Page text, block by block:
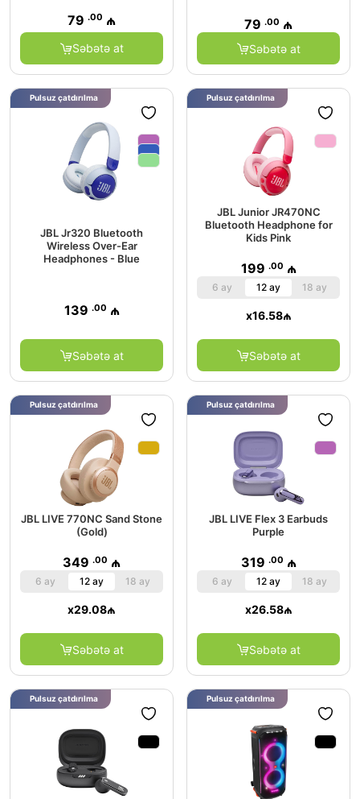
79 .00 ₼
Səbətə at
79 .00 ₼
Səbətə at
JBL Jr320 Bluetooth
Wireless Over-Ear
Headphones - Blue
139 .00 ₼
Səbətə at
Pulsuz çatdırılma
JBL Junior JR470NC
Bluetooth Headphone for
Kids Pink
199 .00 ₼
6 ay 12 ay 18 ay
x16.58₼
Səbətə at
Pulsuz çatdırılma
JBL LIVE 770NC Sand Stone
(Gold)
349 .00 ₼
6 ay 12 ay 18 ay
x29.08₼
Səbətə at
Pulsuz çatdırılma
JBL LIVE Flex 3 Earbuds
Purple
319 .00 ₼
6 ay 12 ay 18 ay
x26.58₼
Səbətə at
Pulsuz çatdırılma
Pulsuz çatdırılma Pulsuz çatdırılma